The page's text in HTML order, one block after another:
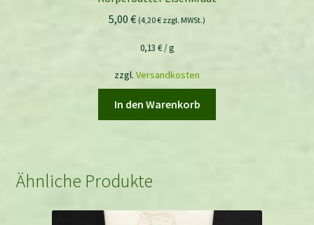
5,00 € (4,20€ zzgl. MWSt.)
0,13 €/g
zzgl. Versandkosten
In den Warenkorb
Ähnliche Produkte